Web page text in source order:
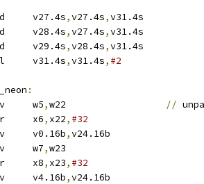
	add	v27.4s
,v27.4s,
	add	v28.4s
,v27.4s,v31.4s
	add	v29.4s
,v28.4s,v31.4s
	shl	v31.4s
,v31.4s,
:
	mov	w5
, //
	lsr	x6
, x22, #32
	mov	v0.16b
,v24.16b
	mov	w7
,w23
	lsr	x8
, x23, #32
	mov	v4.16b
,v24.16b